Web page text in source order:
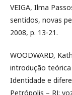
VEIGA, Ilma
sentidos, novas
2008, p. 13-21.
WOODWARD,
introdução teórica
Identidade e
Petrópolis – RJ: